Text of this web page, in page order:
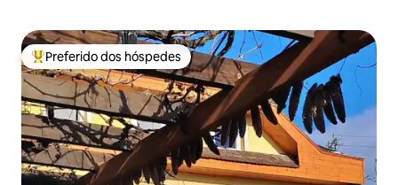
Entre os melhores preferidos dos hóspedes
Preferido dos hóspedes